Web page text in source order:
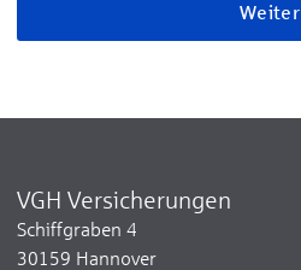
Weiter
VGH Versicherungen
Schiffgraben 4
30159 Hannover